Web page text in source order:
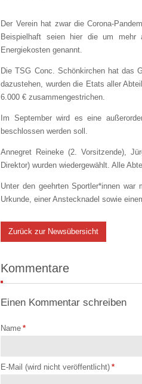
Der Verein hat zwar die Corona-
Beispielhaft seien hier die um mehr
Energiekosten genannt.
Die TSG Conc. Schönkirchen hat das
dazustehen, wurden die Etats aller
6.000 € zusammengestrichen.
Im September wird es eine
beschlossen werden soll.
Annegret Reineke (2. Vorsitzende),
Direktor) wurden wiedergewählt. Alle
Unter den geehrten Sportler*innen
Urkunde, einer Anstecknadel sowie
Zurück zur Newsübersicht
Kommentare
Einen Kommentar schreiben
Name *
E-Mail (wird nicht veröffentlicht) *